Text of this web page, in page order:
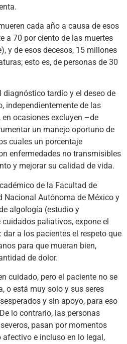
cada año a causa de esos
a 70 por ciento de las muertes
y de esos decesos, 15 millones
esto es, de personas de 30
diagnóstico tardío y el deseo de
independientemente de las
ocasiones excluyen –de
un manejo oportuno de
cuales un porcentaje
enfermedades no transmisibles
y mejorar su calidad de vida.
de la Facultad de
Nacional Autónoma de México y
algología (estudio y
paliativos, expone el
a los pacientes el respeto que
para que mueran bien,
de dolor.
cuidado, pero el paciente no se
o está muy solo y sus seres
y sin apoyo, para eso
lo contrario, las personas
pasan por momentos
afectivo e incluso en lo legal,